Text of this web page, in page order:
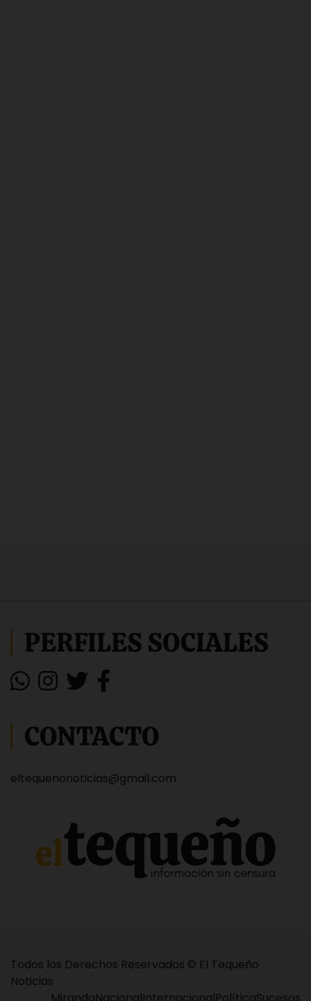
PERFILES SOCIALES
CONTACTO
eltequenonoticias@gmail.com
Todos los Derechos Reservados © El Tequeño
Noticias